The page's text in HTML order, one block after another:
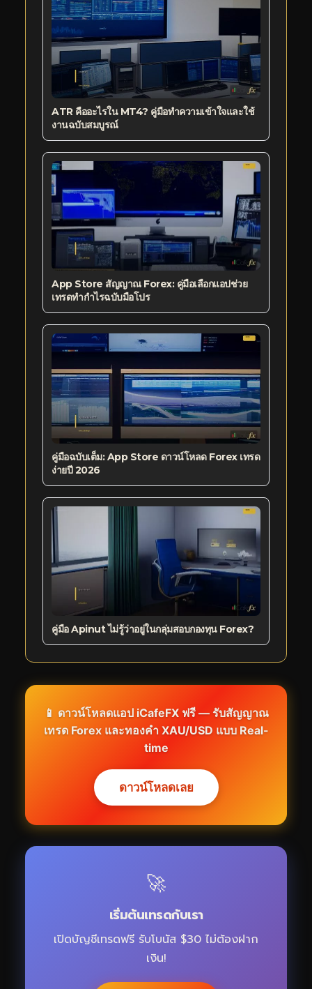
ATR คืออะไรใน MT4? คู่มือทำความเข้าใจและใช้
งานฉบับสมบูรณ์
App Store สัญญาณ Forex: คู่มือเลือกแอปช่วย
เทรดทำกำไรฉบับมือโปร
คู่มือฉบับเต็ม: App Store ดาวน์โหลด Forex เทรด
ง่ายปี 2026
คู่มือ Apinut ไม่รู้ว่าอยู่ในกลุ่มสอบกองทุน Forex?
📱 ดาวน์โหลดแอป iCafeFX ฟรี — รับสัญญาณ
เทรด Forex และทองคำ XAU/USD แบบ Real-
time
ดาวน์โหลดเลย
🚀
เริ่มต้นเทรดกับเรา
เปิดบัญชีเทรดฟรี รับโบนัส $30 ไม่ต้องฝาก
เงิน!